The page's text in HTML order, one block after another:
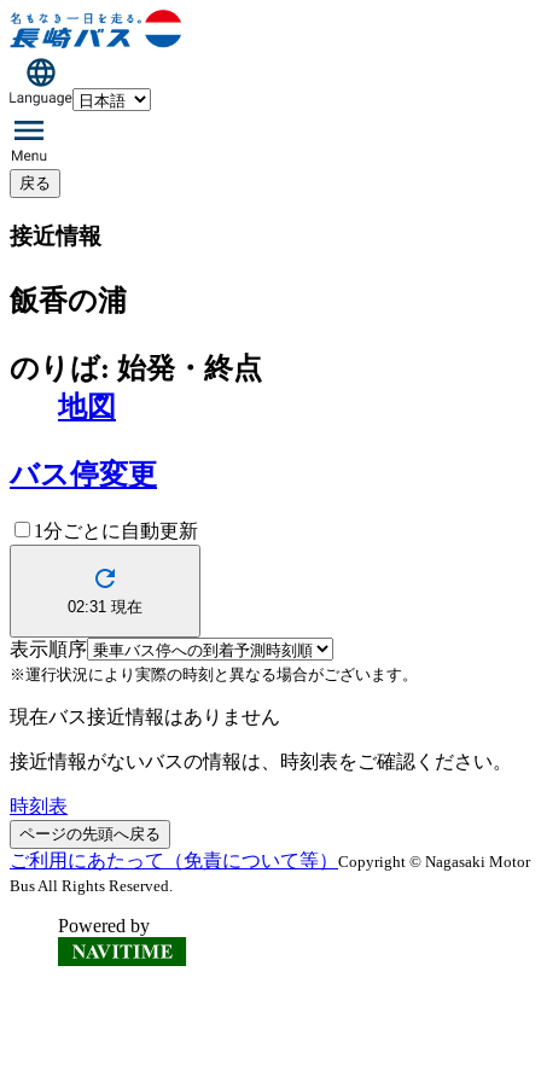
戻る
接近情報
飯香の浦
のりば: 始発・終点
地図
バス停変更
1分ごとに自動更新
02:31 現在
表示順序
※運行状況により実際の時刻と異なる場合がございます。
現在バス接近情報はありません
接近情報がないバスの情報は、時刻表をご確認ください。
時刻表
ページの先頭へ戻る
ご利用にあたって（免責について等） Copyright © Nagasaki Motor
Bus All Rights Reserved.
Powered by